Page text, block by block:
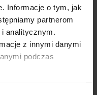
Informacje o tym, jak
partnerom
analitycznym.
z innymi danymi
podczas